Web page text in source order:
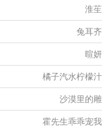
淮苼
兔耳齐
暄妍
橘子汽水柠檬汁
沙漠里的雕
霍先生乖乖宠我